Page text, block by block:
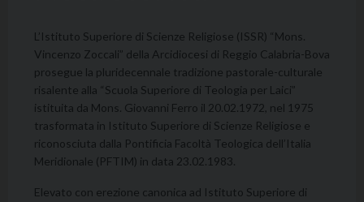
L’Istituto Superiore di Scienze Religiose (ISSR) “Mons.
Vincenzo Zoccali” della Arcidiocesi di Reggio Calabria-Bova
prosegue la pluridecennale tradizione pastorale-culturale
risalente alla “Scuola Superiore di Teologia per Laici”
istituita da Mons. Giovanni Ferro il 20.02.1972, nel 1975
trasformata in Istituto Superiore di Scienze Religiose e
riconosciuta dalla Pontificia Facoltà Teologica dell’Italia
Meridionale (PFTIM) in data 23.02.1983.
Elevato con erezione canonica ad Istituto Superiore di